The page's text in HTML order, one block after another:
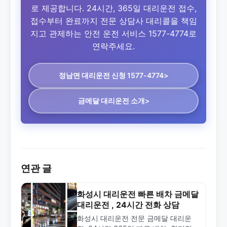
로 제공합니다. 24시간, 365일 대리운전 접수,
접수부터 완료까지 전문 상담사 대리콜을 책임
지고 관제하는 안전 운전 서비스 1577-4774로
연락주세요.
정남면 대리운전 신청 1577-4774>
금메달 대리운전 소개>
연관 글
화성시 대리운전 빠른 배차 금메달
대리운전 , 24시간 전화 상담
화성시 대리운전 전문 금메달 대리운